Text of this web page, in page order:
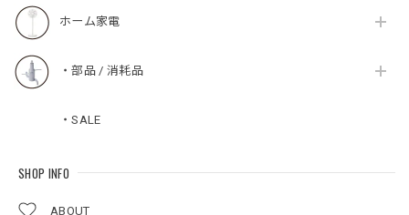
ホーム家電
・部品 / 消耗品
・SALE
SHOP INFO
ABOUT